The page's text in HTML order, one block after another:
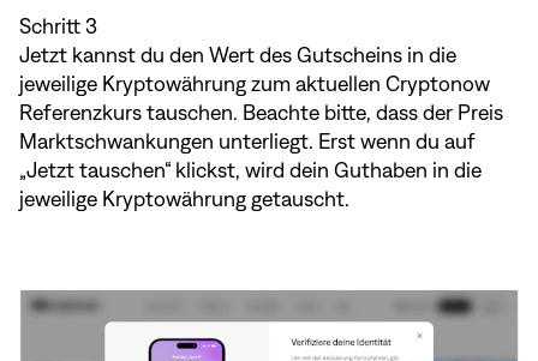
Schritt 3
Jetzt kannst du den Wert des Gutscheins in die
jeweilige Kryptowährung zum aktuellen Cryptonow
Referenzkurs tauschen. Beachte bitte, dass der Preis
Marktschwankungen unterliegt. Erst wenn du auf
„Jetzt tauschen“ klickst, wird dein Guthaben in die
jeweilige Kryptowährung getauscht.